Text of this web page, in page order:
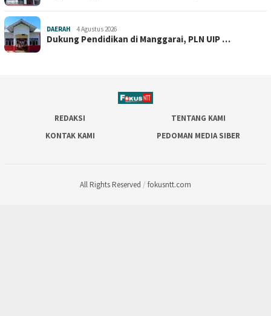
DAERAH 4 Agustus 2026
Dukung Pendidikan di Manggarai, PLN UIP …
REDAKSI
TENTANG KAMI
KONTAK KAMI
PEDOMAN MEDIA SIBER
All Rights Reserved / fokusntt.com